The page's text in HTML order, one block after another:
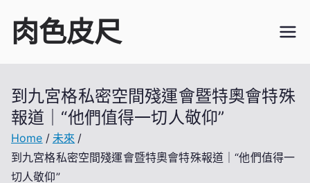
content
肉色皮尺
到九宮格私密空間殘運會暨特奧會特殊
報道｜“他們值得一切人敬仰”
Home
未來
到九宮格私密空間殘運會暨特奧會特殊報道｜“他們值得一
切人敬仰”